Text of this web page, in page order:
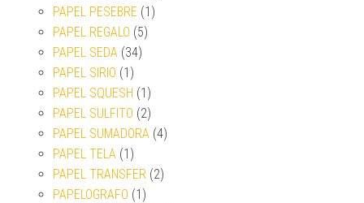
PAPEL PESEBRE (1)
PAPEL REGALO (5)
PAPEL SEDA (34)
PAPEL SIRIO (1)
PAPEL SQUESH (1)
PAPEL SULFITO (2)
PAPEL SUMADORA (4)
PAPEL TELA (1)
PAPEL TRANSFER (2)
PAPELOGRAFO (1)